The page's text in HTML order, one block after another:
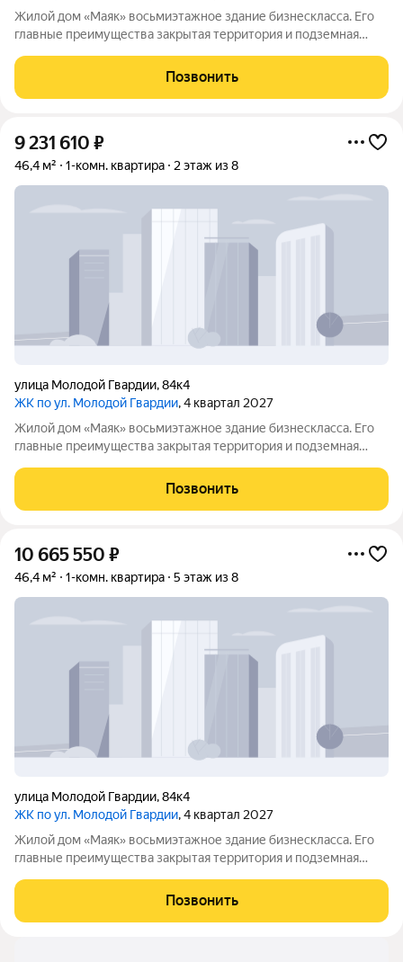
Жилой дом «Маяк» восьмиэтажное здание бизнескласса. Его
главные преимущества закрытая территория и подземная
38квартир. Такая компактность помогает создать
дружелюбную атмосферу среди
Позвонить
9 231 610 ₽
46,4 м² 1-комн. квартира 2 этаж из 8
улица Молодой Гвардии,84к4
ЖК по ул. Молодой Гвардии, 4 квартал 2027
Жилой дом «Маяк» восьмиэтажное здание бизнескласса. Его
главные преимущества закрытая территория и подземная
38 квартир. Компактность комплекса помогает создать
дружелюбную атмосферу и
Позвонить
10 665 550 ₽
46,4 м² 1-комн. квартира 5 этаж из 8
улица Молодой Гвардии,84к4
ЖК по ул. Молодой Гвардии, 4 квартал 2027
Жилой дом «Маяк» восьмиэтажное здание бизнескласса. Его
главные преимущества закрытая территория и подземная
квартир. Небольшое количество жильцов помогает создать
дружелюбную атмосферу и
Позвонить